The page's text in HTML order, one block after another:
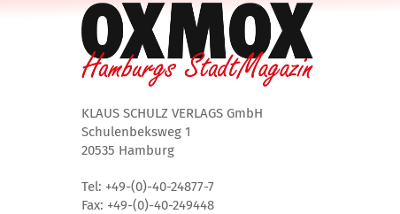
KLAUS SCHULZ VERLAGS GmbH
Schulenbeksweg 1
20535 Hamburg
Tel: +49-(0)-40-24877-7
Fax: +49-(0)-40-249448